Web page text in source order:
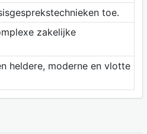
toe.
zakelijke
heldere, moderne en vlotte